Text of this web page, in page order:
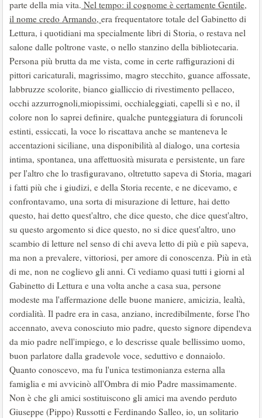
parte della mia vita. Nel tempo: il cognome è certamente Gentile,
il nome credo Armando, era frequentatore totale del Gabinetto di
Lettura, i quotidiani ma specialmente libri di Storia, o restava nel
salone dalle poltrone vaste, o nello stanzino della bibliotecaria.
Persona più brutta da me vista, come in certe raffigurazioni di
pittori caricaturali, magrissimo, magro stecchito, guance affossate,
labbruzze scolorite, bianco gialliccio di rivestimento pellaceo,
occhi azzurrognoli,miopissimi, occhialeggiati, capelli sì e no, il
colore non lo saprei definire, qualche punteggiatura di foruncoli
estinti, essiccati, la voce lo riscattava anche se manteneva le
accentazioni siciliane, una disponibilità al dialogo, una cortesia
intima, spontanea, una affettuosità misurata e persistente, un fare
per l'altro che lo trasfiguravano, oltretutto sapeva di Storia, magari
i fatti più che i giudizi, e della Storia recente, e ne dicevamo, e
confrontavamo, una sorta di misurazione di letture, hai detto
questo, hai detto quest'altro, che dice questo, che dice quest'altro,
su questo argomento si dice questo, no si dice quest'altro, uno
scambio di letture nel senso di chi aveva letto di più e più sapeva,
ma non a prevalere, vittoriosi, per amore di conoscenza. Più in età
di me, non ne coglievo gli anni. Ci vediamo quasi tutti i giorni al
Gabinetto di Lettura e una volta anche a casa sua, persone
modeste ma l'affermazione delle buone maniere, amicizia, lealtà,
cordialità. Il padre era in casa, anziano, incredibilmente, forse l'ho
accennato, aveva conosciuto mio padre, questo signore dipendeva
da mio padre nell'impiego, e lo descrisse quale bellissimo uomo,
buon parlatore dalla gradevole voce, seduttivo e donnaiolo.
Quanto conoscevo, ma fu l'unica testimonianza esterna alla
famiglia e mi avvicinò all'Ombra di mio Padre massimamente.
Non è che gli amici sostituiscono gli amici ma avendo perduto
Giuseppe (Pippo) Russotti e Ferdinando Salleo, io, un solitario